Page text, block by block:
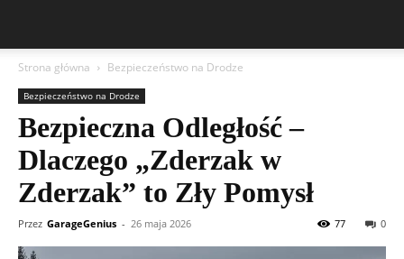
Strona główna Bezpieczeństwo na Drodze
Bezpieczeństwo na Drodze
Bezpieczna Odległość –
Dlaczego „Zderzak w
Zderzak” to Zły Pomysł
Przez GarageGenius - 26 maja 2026 0
77